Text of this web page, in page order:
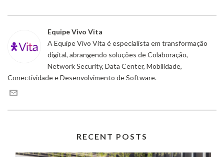
Equipe Vivo Vita
A Equipe Vivo Vita é especialista em transformação
digital, abrangendo soluções de Colaboração,
Network Security, Data Center, Mobilidade,
Conectividade e Desenvolvimento de Software.
RECENT POSTS